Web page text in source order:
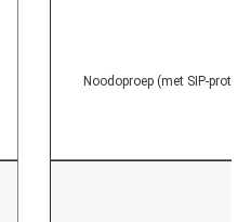
Noodoproep (met SIP-